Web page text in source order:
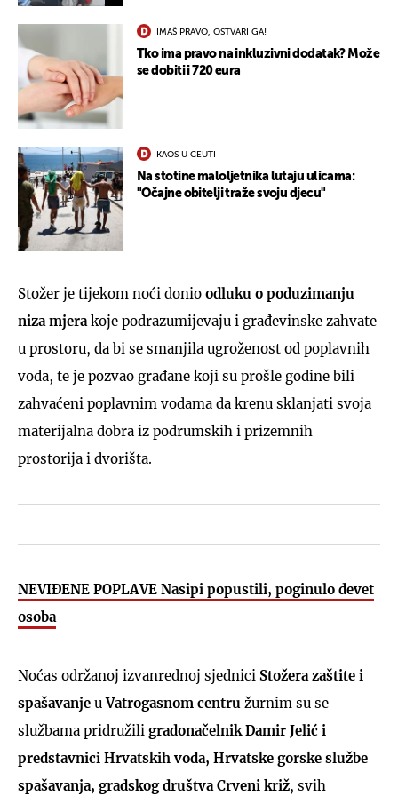
IMAŠ PRAVO, OSTVARI GA!
Tko ima pravo na inkluzivni dodatak? Može
se dobiti i 720 eura
KAOS U CEUTI
Na stotine maloljetnika lutaju ulicama:
"Očajne obitelji traže svoju djecu"
Stožer je tijekom noći donio odluku o poduzimanju
niza mjera koje podrazumijevaju i građevinske zahvate
u prostoru, da bi se smanjila ugroženost od poplavnih
voda, te je pozvao građane koji su prošle godine bili
zahvaćeni poplavnim vodama da krenu sklanjati svoja
materijalna dobra iz podrumskih i prizemnih
prostorija i dvorišta.
NEVIĐENE POPLAVE Nasipi popustili, poginulo devet
osoba
Noćas održanoj izvanrednoj sjednici Stožera zaštite i
spašavanje uVatrogasnom centru žurnim su se
službama pridružili gradonačelnik Damir Jelić i
predstavnici Hrvatskih voda, Hrvatske gorske službe
spašavanja, gradskog društva Crveni križ, svih